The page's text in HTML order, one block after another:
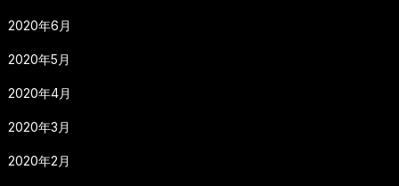
2020年6月
2020年5月
2020年4月
2020年3月
2020年2月